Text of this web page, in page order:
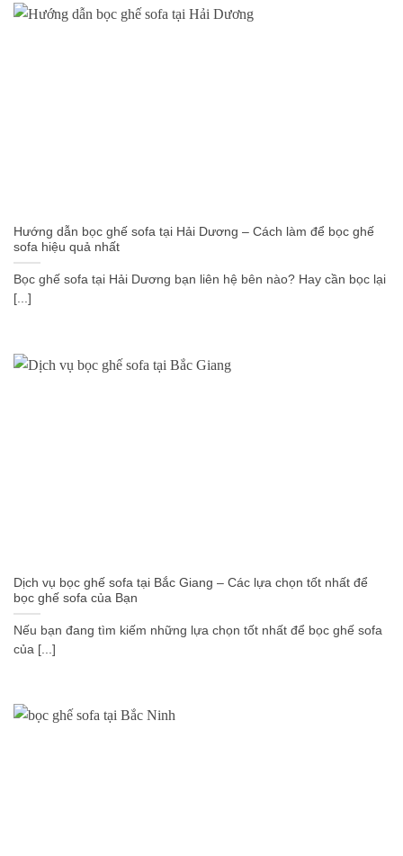
Hướng dẫn bọc ghế sofa tại Hải Dương – Cách làm để bọc ghế
sofa hiệu quả nhất
Bọc ghế sofa tại Hải Dương bạn liên hệ bên nào? Hay cần bọc lại
[...]
Dịch vụ bọc ghế sofa tại Bắc Giang – Các lựa chọn tốt nhất để
bọc ghế sofa của Bạn
Nếu bạn đang tìm kiếm những lựa chọn tốt nhất để bọc ghế sofa
của [...]